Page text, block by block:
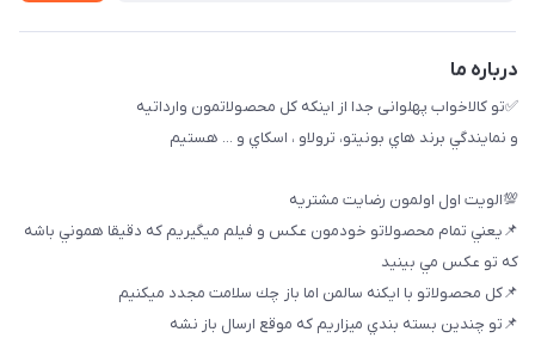
درباره ما
✅تو كالاخواب پهلوانى جدا از اينكه كل محصولاتمون وارداتيه
و نمايندگي برند هاي بونيتو، ترولاو ، اسكاي و ... هستيم
💯الويت اول اولمون رضايت مشتريه
📌يعني تمام محصولاتو خودمون عكس و فيلم ميگيريم كه دقيقا هموني باشه
كه تو عكس مي بينيد
📌كل محصولاتو با ايكنه سالمن اما باز چك سلامت مجدد ميكنيم
📌تو چندين بسته بندي ميزاريم كه موقع ارسال باز نشه